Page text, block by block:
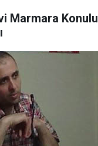
Marmara Konulu